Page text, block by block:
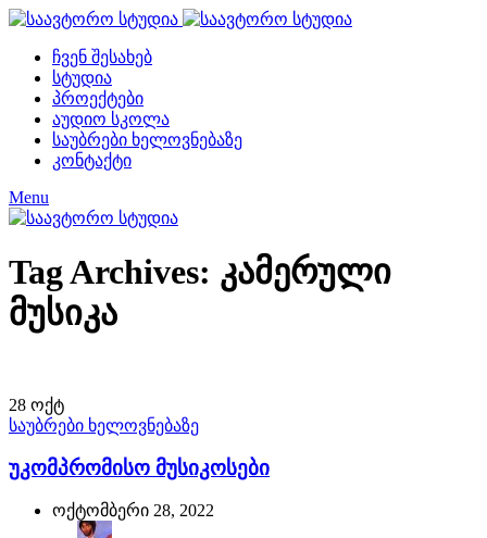
ჩვენ შესახებ
სტუდია
პროექტები
აუდიო სკოლა
საუბრები ხელოვნებაზე
კონტაქტი
Menu
Tag Archives: კამერული
მუსიკა
28 ოქტ
საუბრები ხელოვნებაზე
უკომპრომისო მუსიკოსები
ოქტომბერი 28, 2022